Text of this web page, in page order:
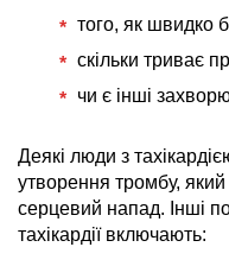
того, як швидко
скільки триває
чи є інші
Деякі люди з
утворення тромбу,
серцевий напад. Інші
тахікардії включають: